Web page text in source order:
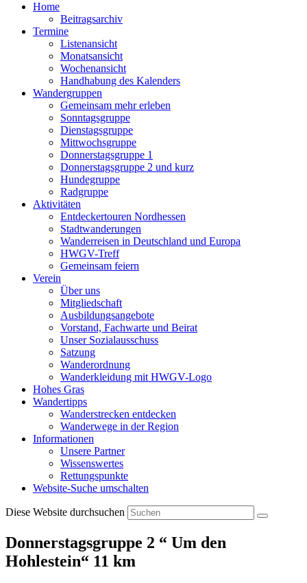
Home
Beitragsarchiv
Termine
Listenansicht
Monatsansicht
Wochenansicht
Handhabung des Kalenders
Wandergruppen
Gemeinsam mehr erleben
Sonntagsgruppe
Dienstagsgruppe
Mittwochsgruppe
Donnerstagsgruppe 1
Donnerstagsgruppe 2 und kurz
Hundegruppe
Radgruppe
Aktivitäten
Entdeckertouren Nordhessen
Stadtwanderungen
Wanderreisen in Deutschland und Europa
HWGV-Treff
Gemeinsam feiern
Verein
Über uns
Mitgliedschaft
Ausbildungsangebote
Vorstand, Fachwarte und Beirat
Unser Sozialausschuss
Satzung
Wanderordnung
Wanderkleidung mit HWGV-Logo
Hohes Gras
Wandertipps
Wanderstrecken entdecken
Wanderwege in der Region
Informationen
Unsere Partner
Wissenswertes
Rettungspunkte
Website-Suche umschalten
Diese Website durchsuchen
Donnerstagsgruppe 2 “ Um den
Hohlestein“ 11 km